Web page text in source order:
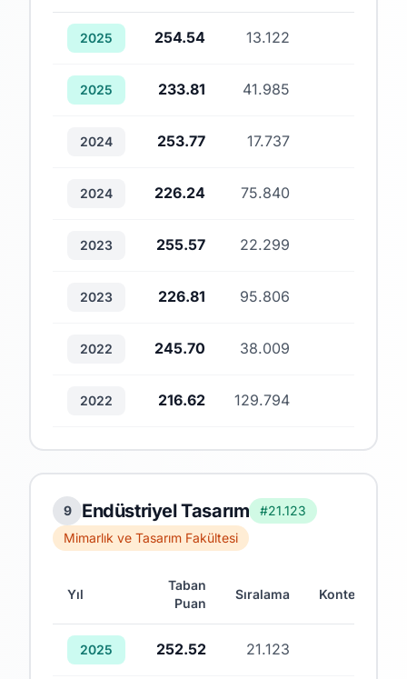
2025 254.54 13.122
2025 233.81 41.985
2024 253.77 17.737
2024 226.24 75.840
2023 255.57 22.299
2023 226.81 95.806
2022 245.70 38.009
2022 216.62 129.794
9 Endüstriyel Tasarım
#21.123
Mimarlık ve Tasarım Fakültesi
Yıl
Taban
Puan
Sıralama Kontenjan
2025 252.52 21.123